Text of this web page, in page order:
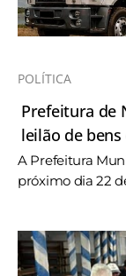
POLÍTICA
Prefeitura de
leilão de
A Prefeitura
próximo dia 22